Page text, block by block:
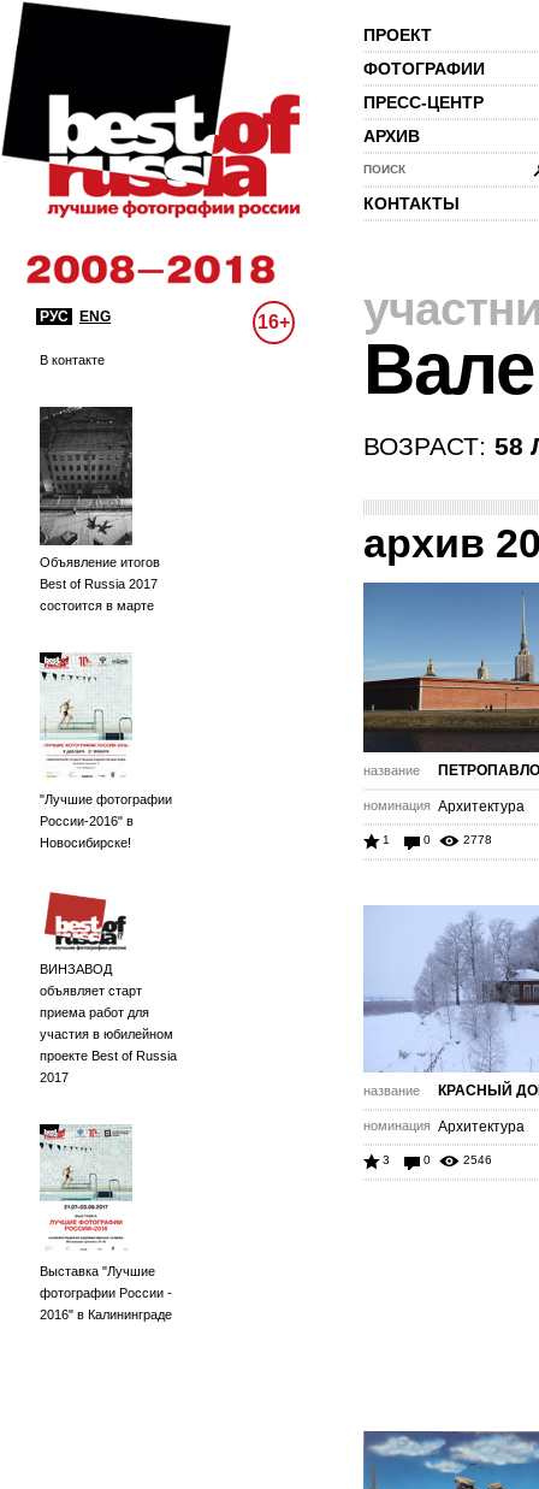
ПРОЕКТ
ФОТОГРАФИИ
ПРЕСС-ЦЕНТР
АРХИВ
ПОИСК
КОНТАКТЫ
РУС ENG 16+
В контакте
Объявление итогов
Best of Russia 2017
состоится в марте
"Лучшие фотографии
России-2016" в
Новосибирске!
ВИНЗАВОД
объявляет старт
приема работ для
участия в юбилейном
проекте Best of Russia
2017
Выставка "Лучшие
фотографии России -
2016" в Калининграде
ВОЗРАСТ: 58
архив
название
номинация Архитектура
1 0 2778
название КРАСНЫЙ
номинация Архитектура
3 0 2546